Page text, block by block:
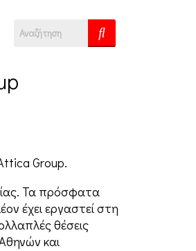
Group.
Τα πρόσφατα
έχει εργαστεί στη
θέσεις
και